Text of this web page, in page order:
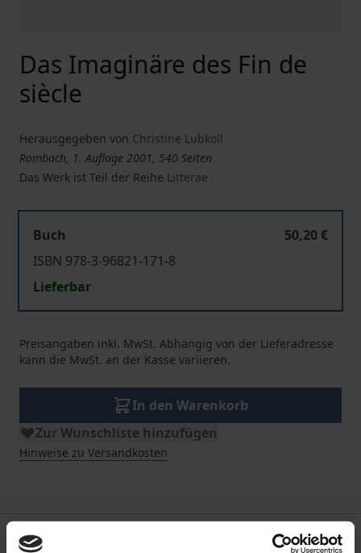
Das Imaginäre des Fin de
siècle
Herausgegeben von Christine Lubkoll
Rombach, 1. Auflage 2001, 540 Seiten
Das Werk ist Teil der Reihe Litterae
Buch
50,20 €
ISBN 978-3-96821-171-8
Lieferbar
Preisangaben inkl. MwSt. Abhängig von der Lieferadresse
kann die MwSt. an der Kasse variieren.
In den Warenkorb
Zur Wunschliste hinzufügen
Hinweise zu Versandkosten
Beschreibung